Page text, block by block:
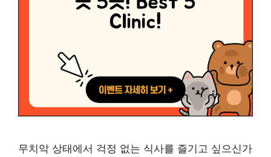
무치악 상태에서 걱정 없는 식사를 즐기고 싶으신가